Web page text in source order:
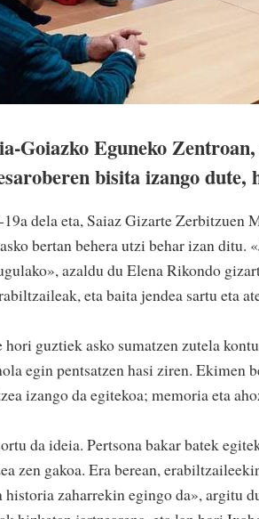
Goiazko Eguneko
bisita izango dute,
dela eta, Saiaz Gizarte Zerbitzuen
bertan behera utzi behar izan ditu.
azaldu du Elena Rikondo
eta baita jendea sartu eta
hori guztiek asko sumatzen zutela
egin pentsatzen hasi ziren. Ekimen
izango da egitekoa; memoria eta
da ideia. Pertsona bakar batek
zen gakoa. Era berean,
historia zaharrekin egingo da», argitu